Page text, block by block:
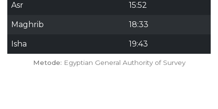
Asr 15:52
Maghrib 18:33
Isha 19:43
Metode: Egyptian General Authority of Survey